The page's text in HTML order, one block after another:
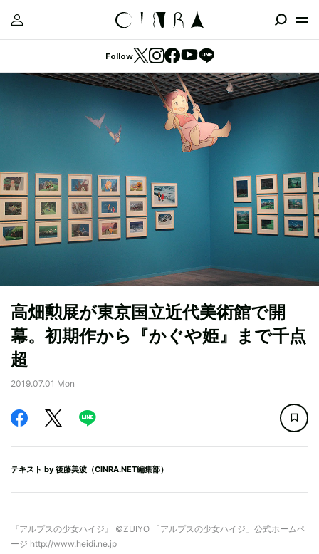
Follow
高畑勲展が東京国立近代美術館で開
幕。初期作から『かぐや姫』まで千点
超
2019.07.01 Mon
テキスト by 後藤美波（CINRA.NET編集部）
『アルプスの少女ハイジ』 ©ZUIYO 「アルプスの少女ハイジ」公式ホームペ
ージ http://www.heidi.ne.jp